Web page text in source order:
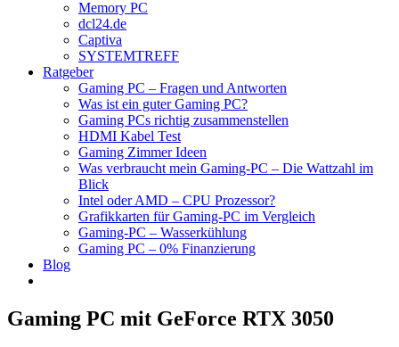
Memory PC
dcl24.de
Captiva
SYSTEMTREFF
Ratgeber
Gaming PC – Fragen und Antworten
Was ist ein guter Gaming PC?
Gaming PCs richtig zusammenstellen
HDMI Kabel Test
Gaming Zimmer Ideen
Was verbraucht mein Gaming-PC – Die Wattzahl im
Blick
Intel oder AMD – CPU Prozessor?
Grafikkarten für Gaming-PC im Vergleich
Gaming-PC – Wasserkühlung
Gaming PC – 0% Finanzierung
Blog
Gaming PC mit GeForce RTX 3050